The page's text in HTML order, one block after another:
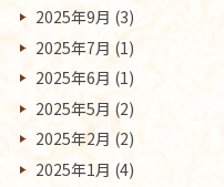
2025年9月 (3)
2025年7月 (1)
2025年6月 (1)
2025年5月 (2)
2025年2月 (2)
2025年1月 (4)